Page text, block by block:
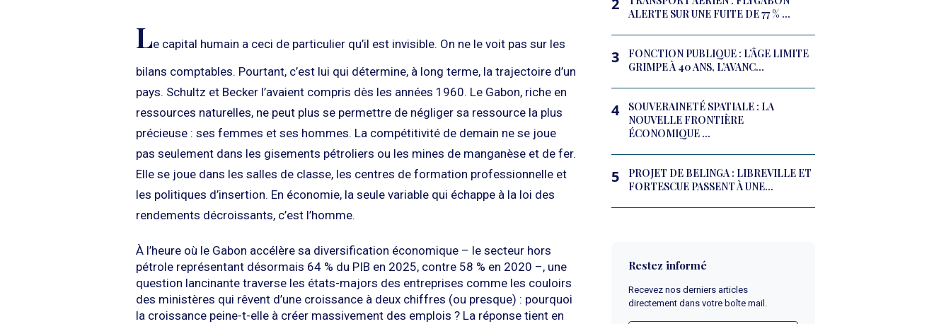
Le capital humain a ceci de particulier qu’il est invisible. On ne le voit pas sur les
bilans comptables. Pourtant, c’est lui qui détermine, à long terme, la trajectoire d’un
pays. Schultz et Becker l’avaient compris dès les années 1960. Le Gabon, riche en
ressources naturelles, ne peut plus se permettre de négliger sa ressource la plus
précieuse : ses femmes et ses hommes. La compétitivité de demain ne se joue
pas seulement dans les gisements pétroliers ou les mines de manganèse et de fer.
Elle se joue dans les salles de classe, les centres de formation professionnelle et
les politiques d’insertion. En économie, la seule variable qui échappe à la loi des
rendements décroissants, c’est l’homme.
À l’heure où le Gabon accélère sa diversification économique – le secteur hors
pétrole représentant désormais 64 % du PIB en 2025, contre 58 % en 2020 –, une
question lancinante traverse les états-majors des entreprises comme les couloirs
des ministères qui rêvent d’une croissance à deux chiffres (ou presque) : pourquoi
la croissance peine-t-elle à créer massivement des emplois ? La réponse tient en
2
ALERTE SUR UNE FUITE DE 77 % ...
3
FONCTION PUBLIQUE : L’ÂGE LIMITE
GRIMPE À 40 ANS, L’AVANC...
4
SOUVERAINETÉ SPATIALE : LA
NOUVELLE FRONTIÈRE
ÉCONOMIQUE ...
5
PROJET DE BELINGA : LIBREVILLE ET
FORTESCUE PASSENT À UNE...
Restez informé
Recevez nos derniers articles
directement dans votre boîte mail.